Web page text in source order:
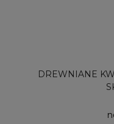
DREWNIANE